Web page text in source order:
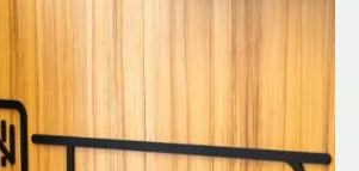
brasileiro com cashback